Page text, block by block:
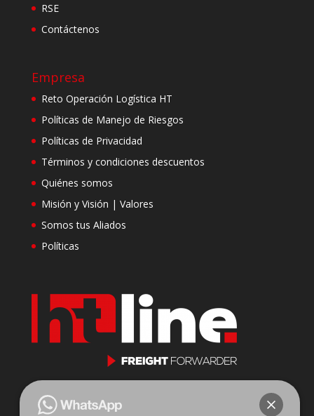
RSE
Contáctenos
Empresa
Reto Operación Logística HT
Políticas de Manejo de Riesgos
Políticas de Privacidad
Términos y condiciones descuentos
Quiénes somos
Misión y Visión | Valores
Somos tus Aliados
Políticas
Cll 23 N 116-31 Oficina 201